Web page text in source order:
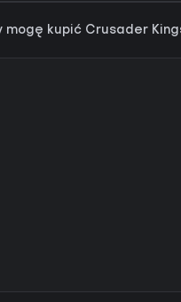
mogę kupić Crusader